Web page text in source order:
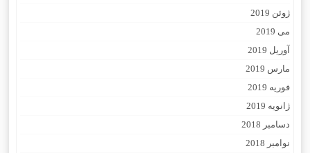
ژوئن 2019
می 2019
آوریل 2019
مارس 2019
فوریه 2019
ژانویه 2019
دسامبر 2018
نوامبر 2018